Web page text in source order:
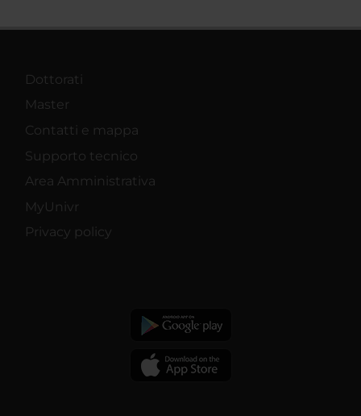
Dottorati
Master
Contatti e mappa
Supporto tecnico
Area Amministrativa
MyUnivr
Privacy policy